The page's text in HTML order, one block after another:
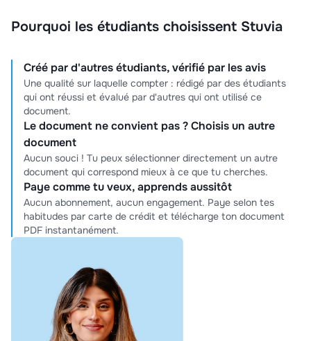
Pourquoi les étudiants choisissent Stuvia
Créé par d'autres étudiants, vérifié par les avis
Une qualité sur laquelle compter : rédigé par des étudiants
qui ont réussi et évalué par d'autres qui ont utilisé ce
document.
Le document ne convient pas ? Choisis un autre
document
Aucun souci ! Tu peux sélectionner directement un autre
document qui correspond mieux à ce que tu cherches.
Paye comme tu veux, apprends aussitôt
Aucun abonnement, aucun engagement. Paye selon tes
habitudes par carte de crédit et télécharge ton document
PDF instantanément.